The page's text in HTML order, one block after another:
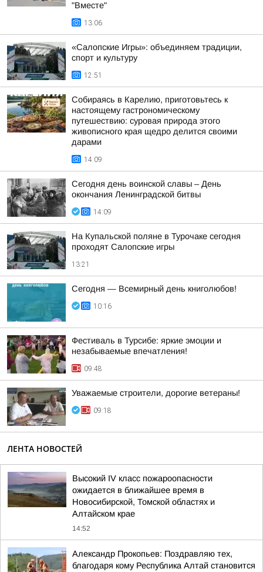
"Вместе"
13:06
«Салопские Игры»: объединяем традиции,
спорт и культуру
12:51
Собираясь в Карелию, приготовьтесь к
настоящему гастрономическому
путешествию: суровая природа этого
живописного края щедро делится своими
дарами
14:09
Сегодня день воинской славы – День
окончания Ленинградской битвы
14:09
На Купальской поляне в Турочаке сегодня
проходят Салопские игры
13:21
Сегодня — Всемирный день книголюбов!
10:16
Фестиваль в Турсибе: яркие эмоции и
незабываемые впечатления!
09:48
Уважаемые строители, дорогие ветераны!
09:18
ЛЕНТА НОВОСТЕЙ
Высокий IV класс пожароопасности
ожидается в ближайшее время в
Новосибирской, Томской областях и
Алтайском крае
14:52
Александр Прокопьев: Поздравляю тех,
благодаря кому Республика Алтай становится